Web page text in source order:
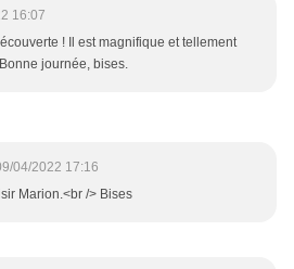
16:07
! Il est magnifique et tellement
journée, bises.
04/2022 17:16
Marion.<br /> Bises